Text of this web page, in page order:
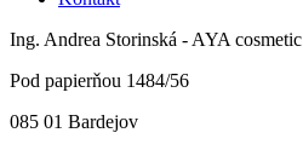
Ing. Andrea Storinská - AYA cosmetic
Pod papierňou 1484/56
085 01 Bardejov